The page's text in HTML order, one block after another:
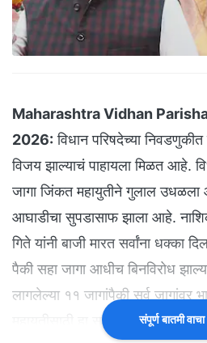
Maharashtra Vidhan
2026: विधान परिषदेच्या
विजय झाल्याचं पाहायला मिळत आहे.
जागा जिंकत महायुतीने गुलाल उधळला
आघाडीचा सुपडासाफ झाला आहे.
गिते यांनी बाजी मारत सर्वांना धक्का
पैकी सहा जागा आधीच बिनविरोध
लागलेल्या ११ जागांपैकी सर्व
महायुतीसाठी हा सर्वात मोठा विजय आहे.
संपूर्ण बातमी वाचा